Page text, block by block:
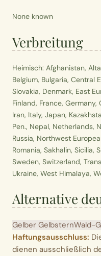
None known
Verbreitung
Heimisch: Afghanistan,
Belgium, Bulgaria, Central
Slovakia, Denmark, East
Finland, France,
Iran, Italy, Japan,
Pen., Nepal, Netherlands,
Russia, Northwest
Romania, Sakhalin, Sicilia,
Sweden, Switzerland,
Ukraine, West Himalaya,
Alternative
Gelber GelbsternWald-
Haftungsausschluss:
dienen ausschließlich